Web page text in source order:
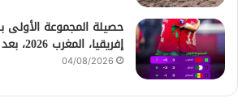
حصيلة المجموعة الأولى
إفريقيا، المغرب 2026، بعد إجراء الجولات الثلاثة
04/08/2026